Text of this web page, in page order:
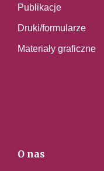
Publikacje
Druki/formularze
Materiały graficzne
O nas